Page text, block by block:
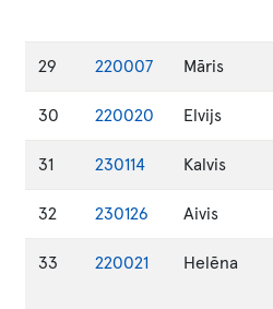
29 220007 Māris
30 220020 Elvijs
31 230114 Kalvis
32 230126 Aivis
33 220021 Helēna